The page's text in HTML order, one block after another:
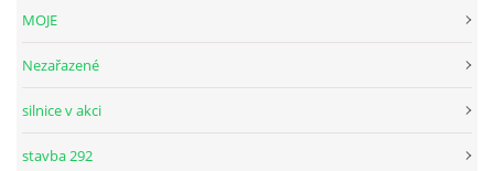
MOJE
Nezařazené
silnice v akci
stavba 292